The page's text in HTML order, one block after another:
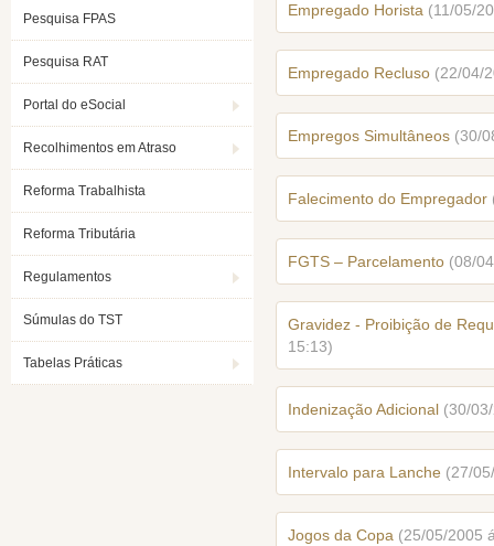
Pesquisa FPAS
Pesquisa RAT
Portal do eSocial
Recolhimentos em Atraso
Reforma Trabalhista
Reforma Tributária
Regulamentos
Súmulas do TST
Tabelas Práticas
Empregado Horista (11/05/
Empregado Recluso (22/04/
Empregos Simultâneos (30/
Falecimento do Empregador
FGTS – Parcelamento (08/
Gravidez - Proibição de
15:13)
Indenização Adicional (30/
Intervalo para Lanche (27/
Jogos da Copa (25/05/2005